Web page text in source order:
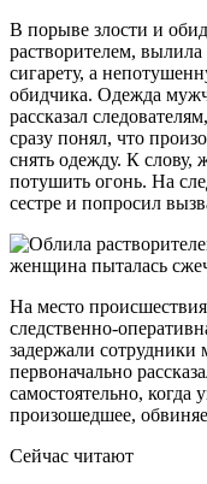
В порыве злости и
растворителем, вылила
сигарету, а
обидчика. Одежда
рассказал
сразу понял, что
снять одежду. К слову,
потушить огонь. На
сестре и попросил
На место
следственно-
задержали
первоначально
самостоятельно, когда
произошедшее,
Сейчас читают